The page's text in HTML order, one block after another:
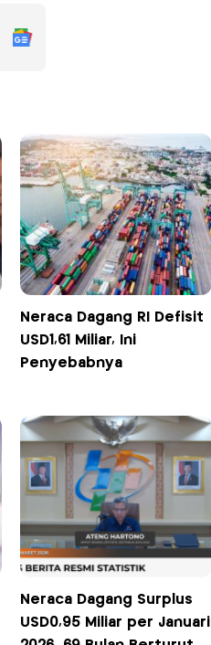
Neraca Dagang RI Defisit
USD1,61 Miliar, Ini
Penyebabnya
Neraca Dagang Surplus
USD0,95 Miliar per Januari